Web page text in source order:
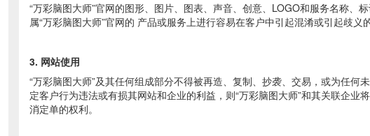
“万彩脑图大师”官网的图形、图片、图表、声音、创意、LOGO和服务名称
属“万彩脑图大师”官网的 产品或服务上进行容易在客户中引起混淆或引起歧义
3. 网站使用
“万彩脑图大师”及其任何组成部分不得被再造、复制、抄袭、交易，或为任何
定客户行为违法或有损其网站和企业的利益，则“万彩脑图大师”和其关联企
消定单的权利。